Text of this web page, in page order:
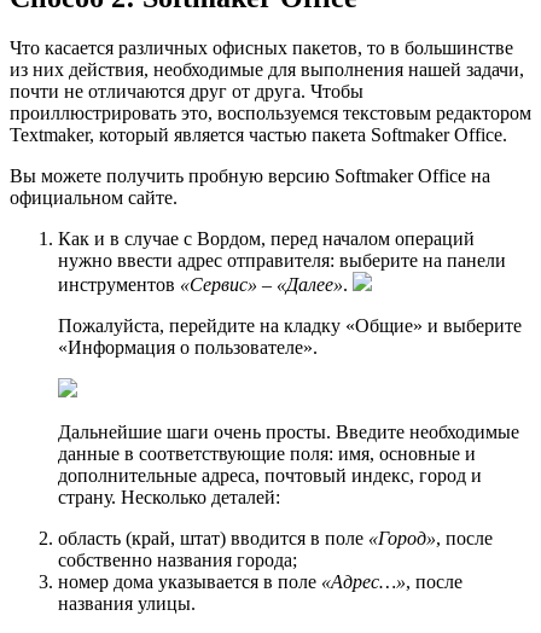
Что касается различных офисных пакетов, то в большинстве
из них действия, необходимые для выполнения нашей задачи,
почти не отличаются друг от друга. Чтобы
проиллюстрировать это, воспользуемся текстовым редактором
Textmaker, который является частью пакета Softmaker Office.
Вы можете получить пробную версию Softmaker Office на
официальном сайте.
Как и в случае с Вордом, перед началом операций
нужно ввести адрес отправителя: выберите на панели
инструментов «Сервис» – «Далее».
Пожалуйста, перейдите на кладку «Общие» и выберите
«Информация о пользователе».
Дальнейшие шаги очень просты. Введите необходимые
данные в соответствующие поля: имя, основные и
дополнительные адреса, почтовый индекс, город и
страну. Несколько деталей:
область (край, штат) вводится в поле «Город», после
собственно названия города;
номер дома указывается в поле «Адрес…», после
названия улицы.